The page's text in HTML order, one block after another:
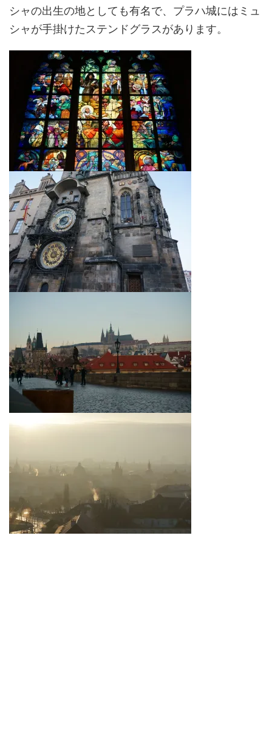
シャの出生の地としても有名で、プラハ城にはミュ
シャが手掛けたステンドグラスがあります。